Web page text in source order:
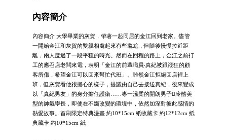
內容簡介
內容簡介 大學畢業的灰賀，帶著一起同居的金江回到老家。儘管
一開始金江和灰賀的雙親相處起來有些尷尬，但隨後慢慢拉近距
離，兩人度過了一段平穩的時光。然而在回程的路上，金江之前打
工的應召店老闆來電，表明「金江的前輩職員‧真紀被跟蹤狂的顧
客所傷，希望金江可以回來幫忙代班」。雖然金江拒絕回店裡上
班，但灰賀看他很擔心的樣子，提議由自己去接送真紀，後來變成
以「真紀男友」的身分擔任護衛……專一溫柔的開朗男子冷酷美
型的帥氣學長，即使在不斷改變的環境中，依然加深對彼此感情的
熱愛故事。首刷限定特典漫畫 約10*15cm 紙收藏卡 約12*12cm 紙
典藏卡 約10*15cm 紙